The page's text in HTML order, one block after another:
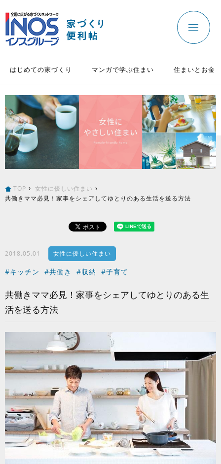
はじめての家づくり マンガで学ぶ住まい 住まいとお金
TOP
女性に優しい住まい
共働きママ必見！家事をシェアしてゆとりのある生活を送る方法
2018.05.01 女性に優しい住まい
#キッチン #共働き #収納 #子育て
共働きママ必見！家事をシェアしてゆとりのある生
活を送る方法